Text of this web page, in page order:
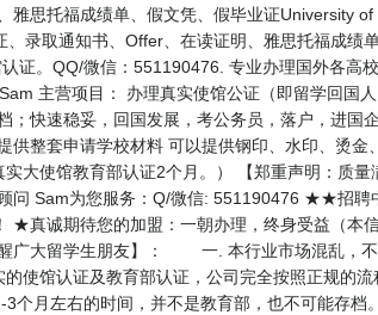
思托福成绩单、假文凭、假毕业证University
录取通知书、Offer、在读证明、雅思托福成绩
证。QQ/微信：551190476. 专业办理国外各高
主营项目： 办理真实使馆公证（即留学回国
快速稳妥，回国发展，考公务员，落户，进国
整套申请学校材料 可以提供钢印、水印、烫
大使馆教育部认证2个月。） 【郑重声明：质
问 Sam为您服务：Q/微信: 551190476 ★★招聘
★真诚期待您的加盟：一朝办理，终身受益（本
广大留学生朋友】： 一. 本行业市场混乱，不
馆认证及教育部认证，公司完全按照正规的流
个月左右的时间，并不是教育部，也不可能存档